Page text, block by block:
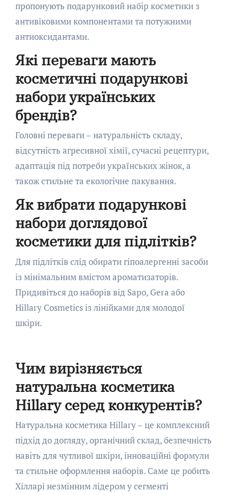
пропонують подарунковий набір косметики з
антивіковими компонентами та потужними
антиоксидантами.
Які переваги мають
косметичні подарункові
набори українських
брендів?
Головні переваги – натуральність складу,
відсутність агресивної хімії, сучасні рецептури,
адаптація під потреби українських жінок, а
також стильне та екологічне пакування.
Як вибрати подарункові
набори доглядової
косметики для підлітків?
Для підлітків слід обирати гіпоалергенні засоби
із мінімальним вмістом ароматизаторів.
Придивіться до наборів від Sapo, Gera або
Hillary Cosmetics із лінійками для молодої
шкіри.
Чим вирізняється
натуральна косметика
Hillary серед конкурентів?
Натуральна косметика Hillary – це комплексний
підхід до догляду, органічний склад, безпечність
навіть для чутливої шкіри, інноваційні формули
та стильне оформлення наборів. Саме це робить
Хілларі незмінним лідером у сегменті